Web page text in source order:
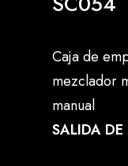
Caja de
mezclador
manual
SALIDA